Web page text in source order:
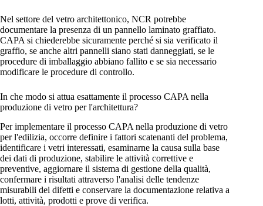
Nel settore del vetro architettonico, NCR potrebbe
documentare la presenza di un pannello laminato graffiato.
CAPA si chiederebbe sicuramente perché si sia verificato il
graffio, se anche altri pannelli siano stati danneggiati, se le
procedure di imballaggio abbiano fallito e se sia necessario
modificare le procedure di controllo.
In che modo si attua esattamente il processo CAPA nella
produzione di vetro per l'architettura?
Per implementare il processo CAPA nella produzione di vetro
per l'edilizia, occorre definire i fattori scatenanti del problema,
identificare i vetri interessati, esaminarne la causa sulla base
dei dati di produzione, stabilire le attività correttive e
preventive, aggiornare il sistema di gestione della qualità,
confermare i risultati attraverso l'analisi delle tendenze
misurabili dei difetti e conservare la documentazione relativa a
lotti, attività, prodotti e prove di verifica.